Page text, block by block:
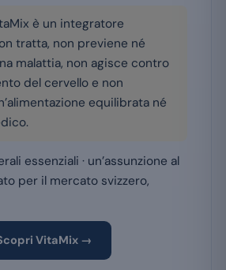
è un integratore
tratta, non previene né
malattia, non agisce contro
del cervello e non
equilibrata né
essenziali · un’assunzione al
per il mercato svizzero,
VitaMix →